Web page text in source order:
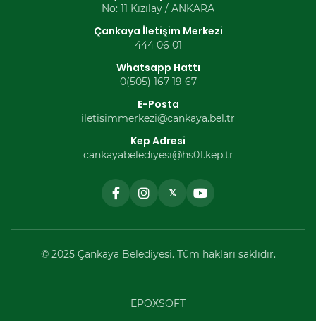
No: 11 Kızılay / ANKARA
Çankaya İletişim Merkezi
444 06 01
Whatsapp Hattı
0(505) 167 19 67
E-Posta
iletisimmerkezi@cankaya.bel.tr
Kep Adresi
cankayabelediyesi@hs01.kep.tr
𝕏
© 2025 Çankaya Belediyesi. Tüm hakları saklıdır.
EPOXSOFT